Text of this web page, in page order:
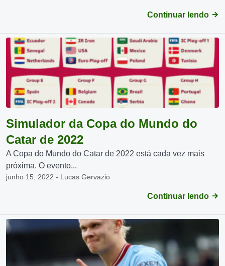
Continuar lendo
Simulador da Copa do Mundo do
Catar de 2022
A Copa do Mundo do Catar de 2022 está cada vez mais
próxima. O evento...
junho 15, 2022 - Lucas Gervazio
Continuar lendo